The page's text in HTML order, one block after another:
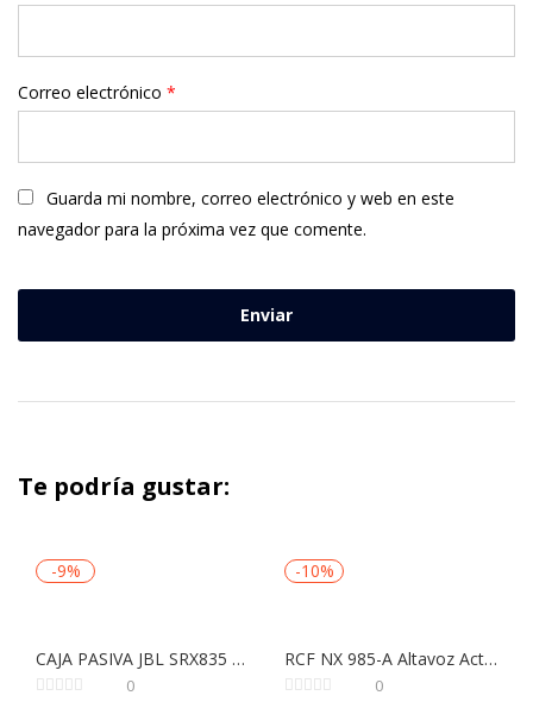
Correo electrónico *
Guarda mi nombre, correo electrónico y web en este
navegador para la próxima vez que comente.
Te podría gustar:
-9%
CAJA PASIVA JBL SRX835 | 3 VIAS | 3200W
0
-10%
RCF NX 985-A Altavoz Activo Profesional de 3 Vías 2100W Clase D 15″ | 138 dB SPL para Sonido en Vivo y Touring
0